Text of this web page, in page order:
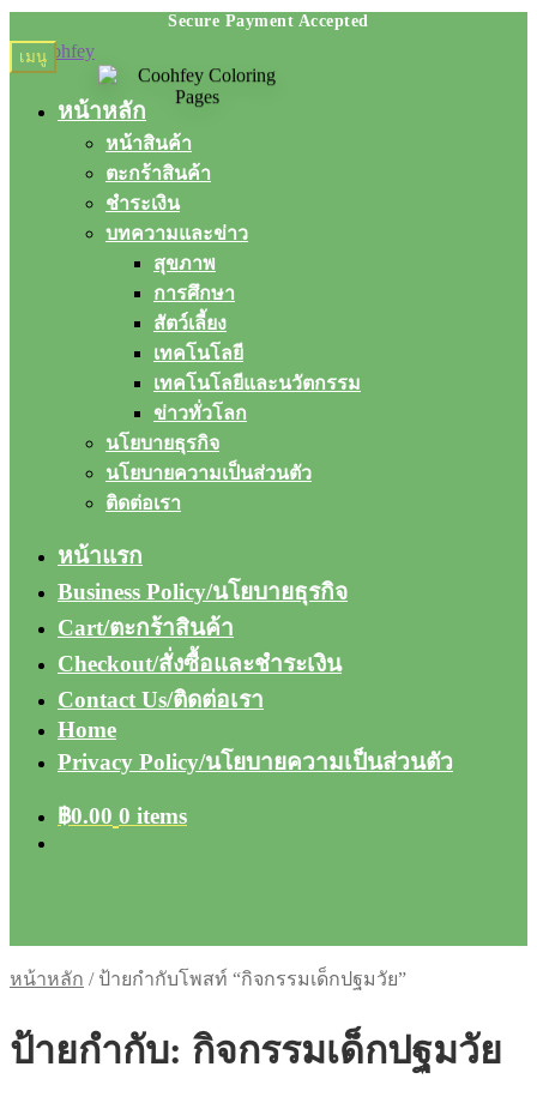
Skip
to
Skip
to
เมนู
หน้าหลัก
หน้าสินค้า
ตะกร้าสินค้า
ชำระเงิน
บทความและข่าว
สุขภาพ
การศึกษา
สัตว์เลี้ยง
เทคโนโลยี
เทคโนโลยีและนวัตกรรม
ข่าวทั่วโลก
นโยบายธุรกิจ
นโยบายความเป็นส่วนตัว
ติดต่อเรา
หน้าแรก
Business Policy/นโยบายธุรกิจ
Cart/ตะกร้าสินค้า
Checkout/สั่งซื้อและชำระเงิน
Contact Us/ติดต่อเรา
Home
Privacy Policy/นโยบายความเป็นส่วนตัว
฿0.00 0 items
หน้าหลัก / ป้ายกำกับโพสท์ “กิจกรรมเด็กปฐมวัย”
ป้ายกำกับ: กิจกรรมเด็กปฐมวัย